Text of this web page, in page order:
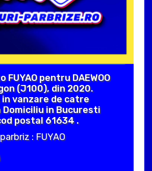
FUYAO pentru DAEWOO
(J100), din 2020.
in vanzare de catre
Domiciliu in Bucuresti
postal 61634 .
: FUYAO